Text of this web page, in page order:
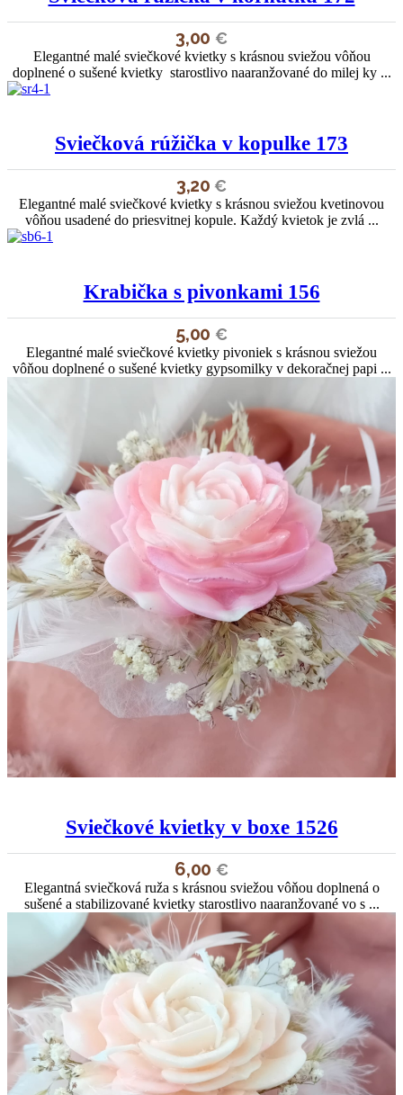
3,00 €
Elegantné malé sviečkové kvietky s krásnou sviežou vôňou
doplnené o sušené kvietky starostlivo naaranžované do milej ky ...
Sviečková rúžička v kopulke 173
3,20 €
Elegantné malé sviečkové kvietky s krásnou sviežou kvetinovou
vôňou usadené do priesvitnej kopule. Každý kvietok je zvlá ...
Krabička s pivonkami 156
5,00 €
Elegantné malé sviečkové kvietky pivoniek s krásnou sviežou
vôňou doplnené o sušené kvietky gypsomilky v dekoračnej papi ...
Sviečkové kvietky v boxe 1526
6,00 €
Elegantná sviečková ruža s krásnou sviežou vôňou doplnená o
sušené a stabilizované kvietky starostlivo naaranžované vo s ...